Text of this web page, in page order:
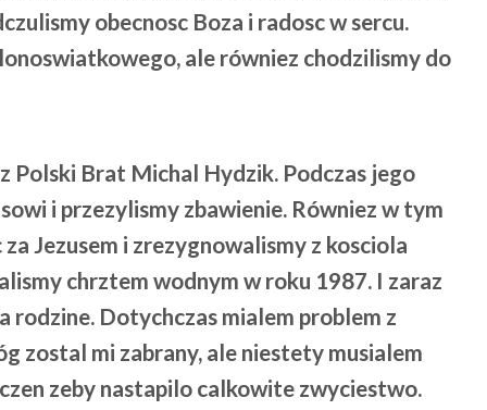
obecnosc Boza i radosc w sercu.
ale równiez chodzilismy do
Polski Brat Michal Hydzik. Podczas jego
i przezylismy zbawienie. Równiez w tym
Jezusem i zrezygnowalismy z kosciola
chrztem wodnym w roku 1987. I zaraz
rodzine. Dotychczas mialem problem z
zostal mi zabrany, ale niestety musialem
zeby nastapilo calkowite zwyciestwo.